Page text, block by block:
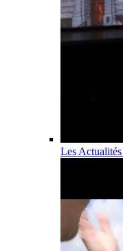
Les